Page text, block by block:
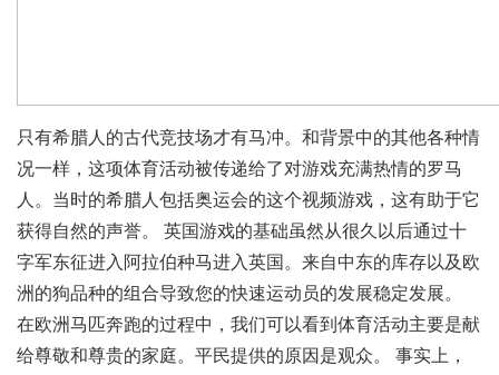
只有希腊人的古代竞技场才有马冲。和背景中的其他各种情
况一样，这项体育活动被传递给了对游戏充满热情的罗马
人。当时的希腊人包括奥运会的这个视频游戏，这有助于它
获得自然的声誉。 英国游戏的基础虽然从很久以后通过十
字军东征进入阿拉伯种马进入英国。来自中东的库存以及欧
洲的狗品种的组合导致您的快速运动员的发展稳定发展。
在欧洲马匹奔跑的过程中，我们可以看到体育活动主要是献
给尊敬和尊贵的家庭。平民提供的原因是观众。 事实上，